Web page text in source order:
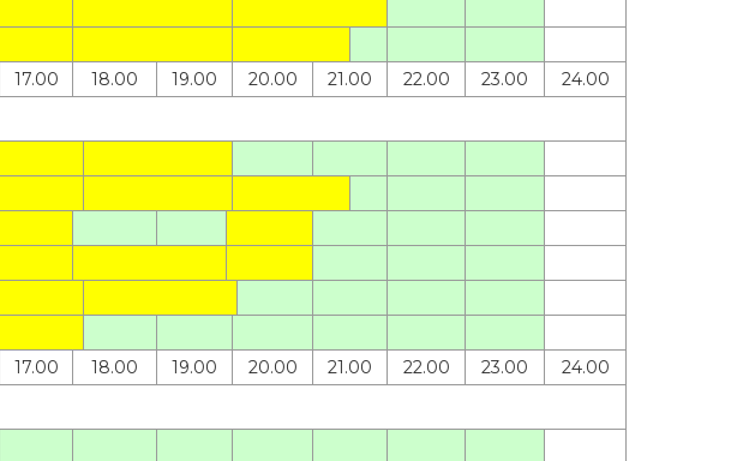
17.00 18.00 19.00 20.00 21.00 22.00 23.00
24.00
17.00 18.00 19.00 20.00 21.00 22.00 23.00
24.00